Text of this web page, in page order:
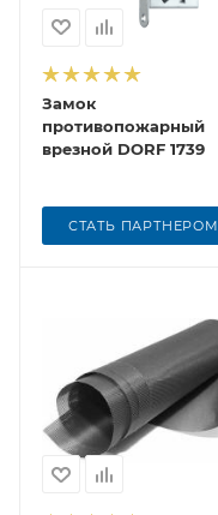
Замок
противопожарный
врезной DORF 1739
СТАТЬ ПАРТНЕРОМ